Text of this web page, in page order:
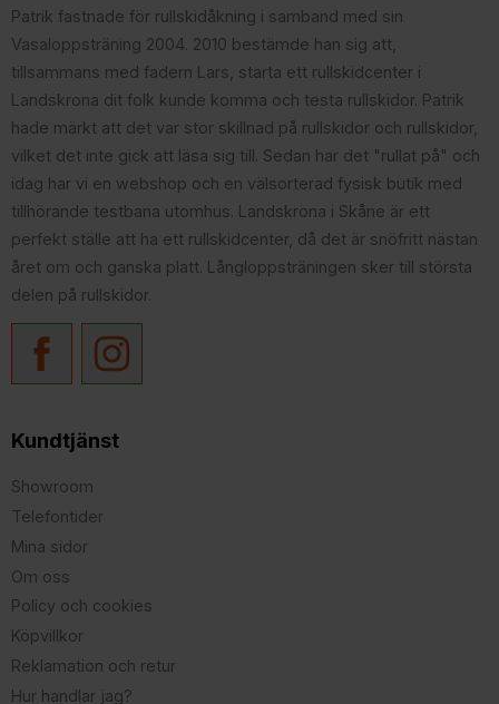
Patrik fastnade för rullskidåkning i samband med sin
Vasaloppsträning 2004. 2010 bestämde han sig att,
tillsammans med fadern Lars, starta ett rullskidcenter i
Landskrona dit folk kunde komma och testa rullskidor. Patrik
hade märkt att det var stor skillnad på rullskidor och rullskidor,
vilket det inte gick att läsa sig till. Sedan har det "rullat på" och
idag har vi en webshop och en välsorterad fysisk butik med
tillhörande testbana utomhus. Landskrona i Skåne är ett
perfekt ställe att ha ett rullskidcenter, då det är snöfritt nästan
året om och ganska platt. Långloppsträningen sker till största
delen på rullskidor.
Kundtjänst
Showroom
Telefontider
Mina sidor
Om oss
Policy och cookies
Köpvillkor
Reklamation och retur
Hur handlar jag?